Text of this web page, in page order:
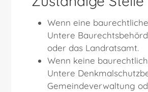
Wenn eine
Untere
oder das Landratsamt.
Wenn keine
Untere
Gemeindeverwaltung